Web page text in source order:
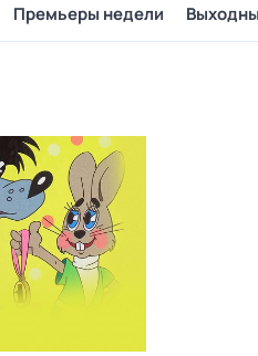
Премьеры недели